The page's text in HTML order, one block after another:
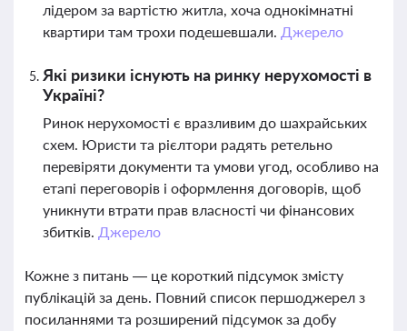
лідером за вартістю житла, хоча однокімнатні
квартири там трохи подешевшали. Джерело
Які ризики існують на ринку нерухомості в
Україні?
Ринок нерухомості є вразливим до шахрайських
схем. Юристи та рієлтори радять ретельно
перевіряти документи та умови угод, особливо на
етапі переговорів і оформлення договорів, щоб
уникнути втрати прав власності чи фінансових
збитків. Джерело
Кожне з питань — це короткий підсумок змісту
публікацій за день. Повний список першоджерел з
посиланнями та розширений підсумок за добу